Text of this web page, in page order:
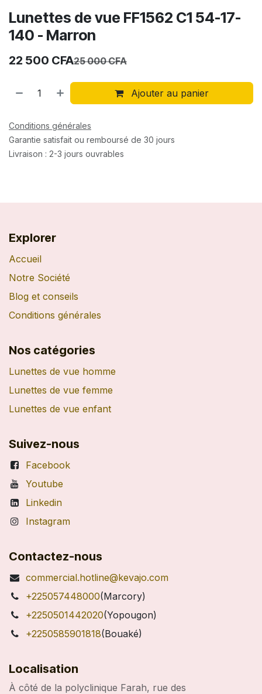
Lunettes de vue FF1562 C1 54-17-
140 - Marron
22 500 CFA25 000CFA
Ajouter au panier
Conditions générales
Garantie satisfait ou remboursé de 30 jours
Livraison : 2-3 jours ouvrables
Explorer
Accueil
Notre Société
Blog et conseils
Conditions générales
Nos catégories
Lunettes de vue homme
Lunettes de vue femme
Lunettes de vue enfant
Suivez-nous
Facebook
Youtube
Linkedin
Instagram
Contactez-nous
commercial.hotline@kevajo.com
+225057448000(Marcory)
+2250501442020(Yopougon)
+2250585901818(Bouaké)
Localisation
À côté de la polyclinique Farah, rue des